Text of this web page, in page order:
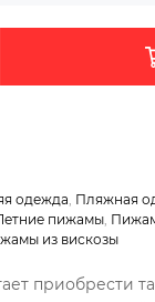
одежда, Пляжная
пижамы,
из вискозы
приобрести